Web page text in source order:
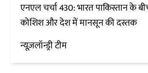
एनएल चर्चा 430: भारत पाकिस्तान के
कोशिश और देश में मानसून की दस्तक
न्यूज़लॉन्ड्री टीम